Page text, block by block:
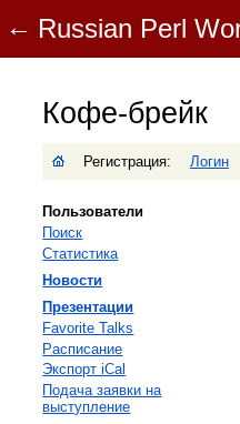
Кофе-брейк
Регистрация: Логин
Пользователи
Поиск
Статистика
Новости
Презентации
Favorite Talks
Расписание
Экспорт iCal
Подача заявки на
выступление